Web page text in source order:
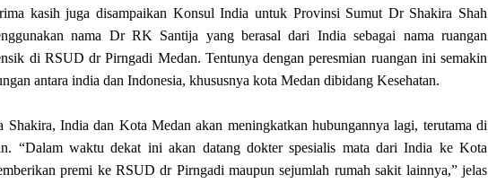
kasih juga disampaikan Konsul India untuk Provinsi Sumut Dr Shakira Shah
nama Dr RK Santija yang berasal dari India sebagai nama ruangan
di RSUD dr Pirngadi Medan. Tentunya dengan peresmian ruangan ini semakin
antara india dan Indonesia, khususnya kota Medan dibidang Kesehatan.
Shakira, India dan Kota Medan akan meningkatkan hubungannya lagi, terutama di
“Dalam waktu dekat ini akan datang dokter spesialis mata dari India ke Kota
premi ke RSUD dr Pirngadi maupun sejumlah rumah sakit lainnya,” jelas